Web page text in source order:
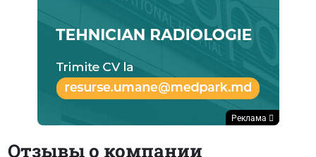
Реклама
Отзывы о компании